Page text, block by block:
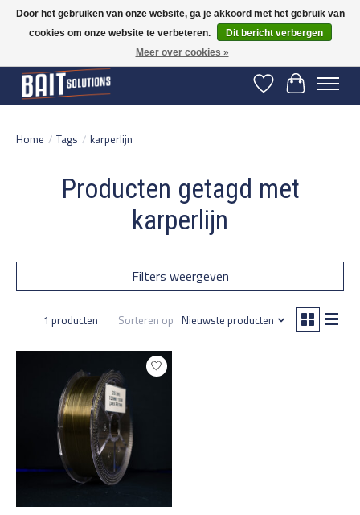
Gratis verzending vanaf 50 euro binnen NL | Op voorraad binnen 2-5 werkdagen
verzonden | België vanaf 70 euro gratis verzonden
Verlanglijst
Home / Tags / karperlijn
Producten getagd met
karperlijn
Filters weergeven
1 producten Sorteren op Nieuwste producten
Door het gebruiken van onze website, ga je akkoord met het gebruik van
cookies om onze website te verbeteren.
Dit bericht verbergen
Meer over cookies »